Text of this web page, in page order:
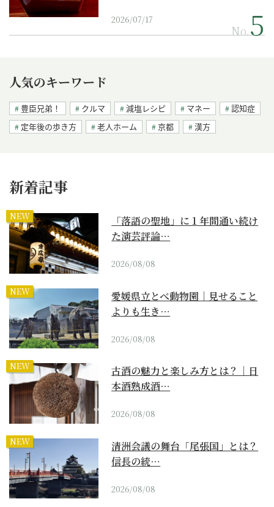
2026/07/17
No.
人気のキーワード
豊臣兄弟！ クルマ 減塩レシピ マネー
認知症
定年後の歩き方
老人ホーム 京都 漢方
新着記事
NEW
「落語の聖地」に１年間通い続け
た演芸評論…
2026/08/08
NEW
愛媛県立とべ動物園｜見せること
よりも生き…
2026/08/08
NEW
古酒の魅力と楽しみ方とは？｜日
本酒熟成酒…
2026/08/08
NEW
清洲会議の舞台「尾張国」とは？
信長の統…
2026/08/08